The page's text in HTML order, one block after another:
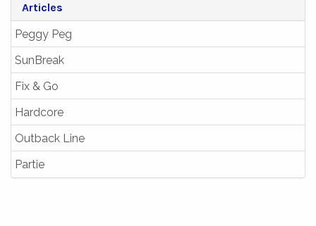
Articles
Peggy Peg
SunBreak
Fix & Go
Hardcore
Outback Line
Partie